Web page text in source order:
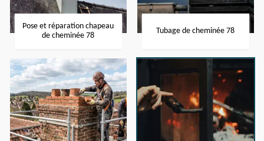
Pose et réparation chapeau
de cheminée 78
Tubage de cheminée 78